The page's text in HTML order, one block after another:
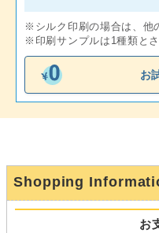
※シルク印刷の場合は、他
※印刷サンプルは1種類と
お
Shopping
お